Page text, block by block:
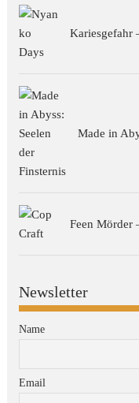
Kariesgefahr
Made in
Feen Mörder
Newsletter
Name
Email